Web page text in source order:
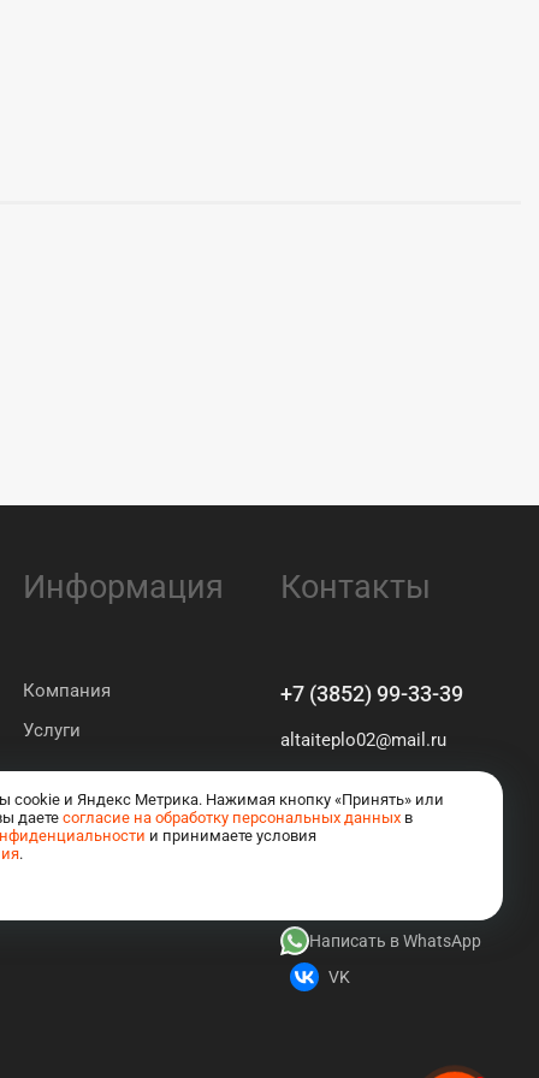
Информация
Компания
Услуги
Контакты
+7 (3852) 99-33-39
altaiteplo02@mail.ru
ул. Георгия Исакова 116 Б
Написать в WhatsApp
VK
cookie и Яндекс Метрика. Нажимая кнопку «Принять» или
даете согласие на обработку персональных данных в
и принимаете условия
.